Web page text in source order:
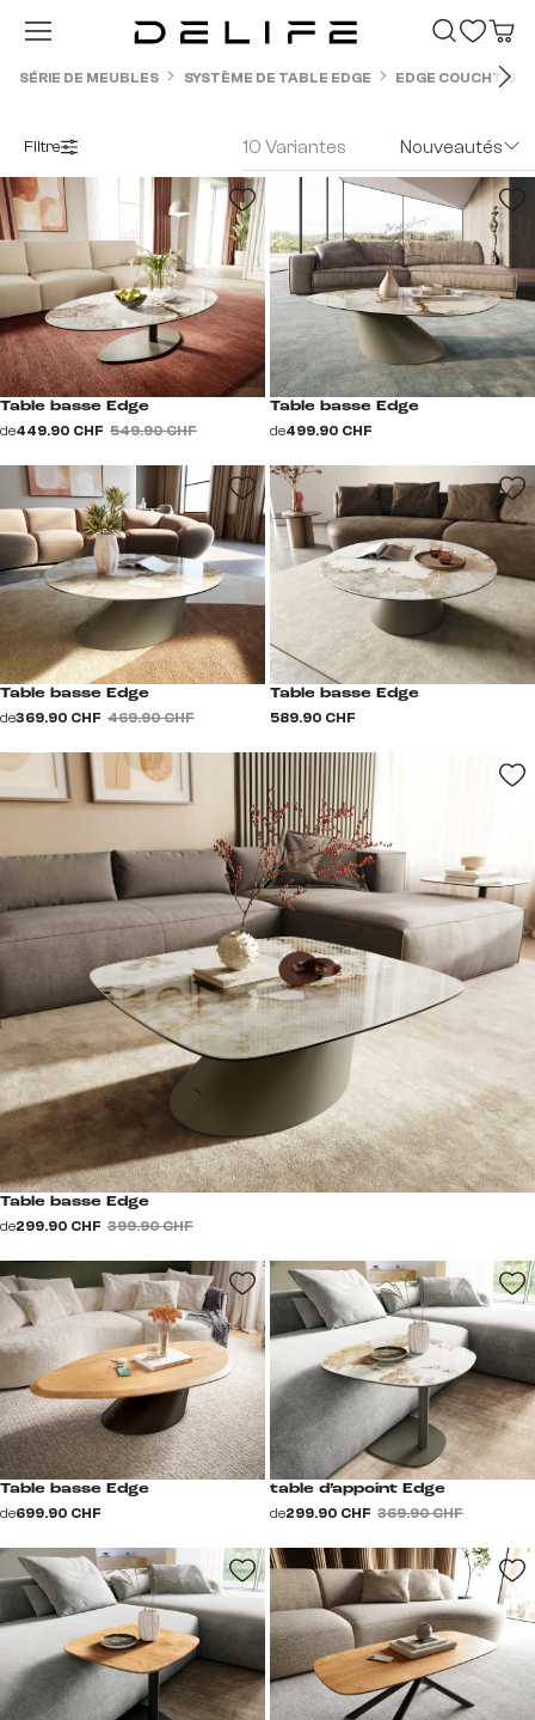
Passer au contenu principal
SÉRIE DE MEUBLES SYSTÈME DE TABLE EDGE EDGE
Filtre 10 Variantes Nouveautés
Table basse Edge
de299.90 CHF 399.90 CHF
Table basse Edge
de449.90 CHF 549.90 CHF
Table basse Edge
de499.90 CHF
Table basse Edge
de369.90 CHF 469.90 CHF
Table basse Edge
589.90 CHF
Table basse Edge
de699.90 CHF
table d’appoint Edge
de299.90 CHF 369.90 CHF